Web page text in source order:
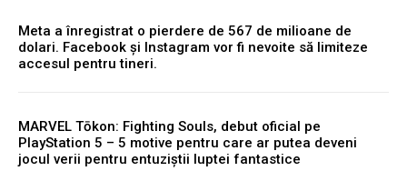
Meta a înregistrat o pierdere de 567 de milioane de
dolari. Facebook și Instagram vor fi nevoite să limiteze
accesul pentru tineri.
MARVEL Tōkon: Fighting Souls, debut oficial pe
PlayStation 5 – 5 motive pentru care ar putea deveni
jocul verii pentru entuziștii luptei fantastice